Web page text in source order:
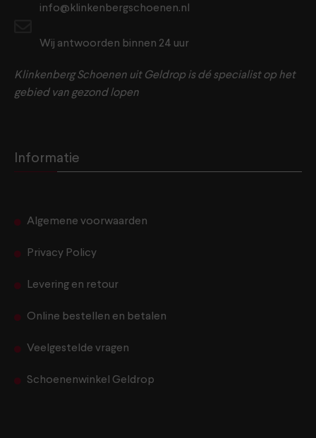
info@klinkenbergschoenen.nl
Wij antwoorden binnen 24 uur
Klinkenberg Schoenen uit Geldrop is dé specialist op het
gebied van gezond lopen
Informatie
Algemene voorwaarden
Privacy Policy
Levering en retour
Online bestellen en betalen
Veelgestelde vragen
Schoenenwinkel Geldrop